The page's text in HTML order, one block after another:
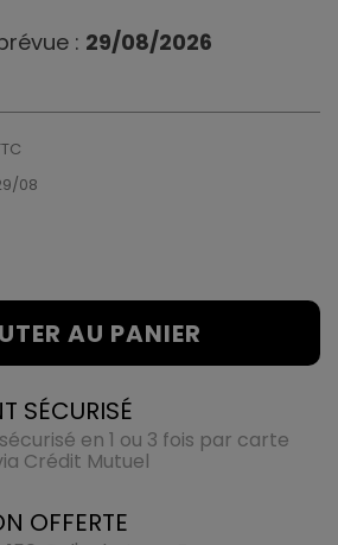
: 29/08/2026
08
AU PANIER
SÉCURISÉ
en 1 ou 3 fois par carte
Crédit Mutuel
OFFERTE